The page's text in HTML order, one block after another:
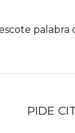
PIDE